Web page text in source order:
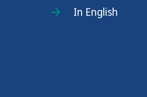
In English